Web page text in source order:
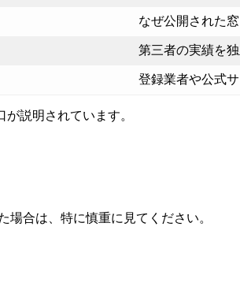
なぜ公開された
第三者の実績を
登録業者や公式
説明されています。
合は、特に慎重に見てください。